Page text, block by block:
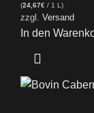
(24,67€ / 1 L)
zzgl. Versand
In den